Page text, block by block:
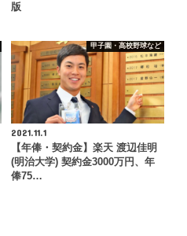
版
甲子園・高校野球など
2021.11.1
【年俸・契約金】楽天 渡辺佳明
(明治大学) 契約金3000万円、年
俸75…